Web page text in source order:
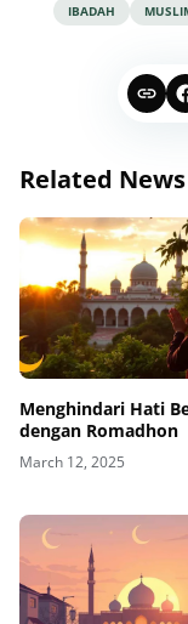
IBADAH
Related News
Menghindari Hati
dengan Romadhon
March 12, 2025